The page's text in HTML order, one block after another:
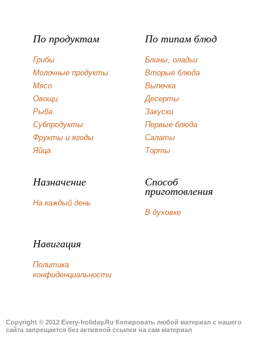
По продуктам
Грибы
Молочные продукты
Мясо
Овощи
Рыба
Субпродукты
Фрукты и ягоды
Яйца
По типам блюд
Блины, оладьи
Вторые блюда
Выпечка
Десерты
Закуски
Первые блюда
Салаты
Торты
Назначение
На каждый день
Способ
приготовления
В духовке
Навигация
Политика
конфиденциальности
Copyright © 2012 Every-holiday.Ru Копировать любой материал с нашего
сайта запрещается без активной ссылки на сам материал